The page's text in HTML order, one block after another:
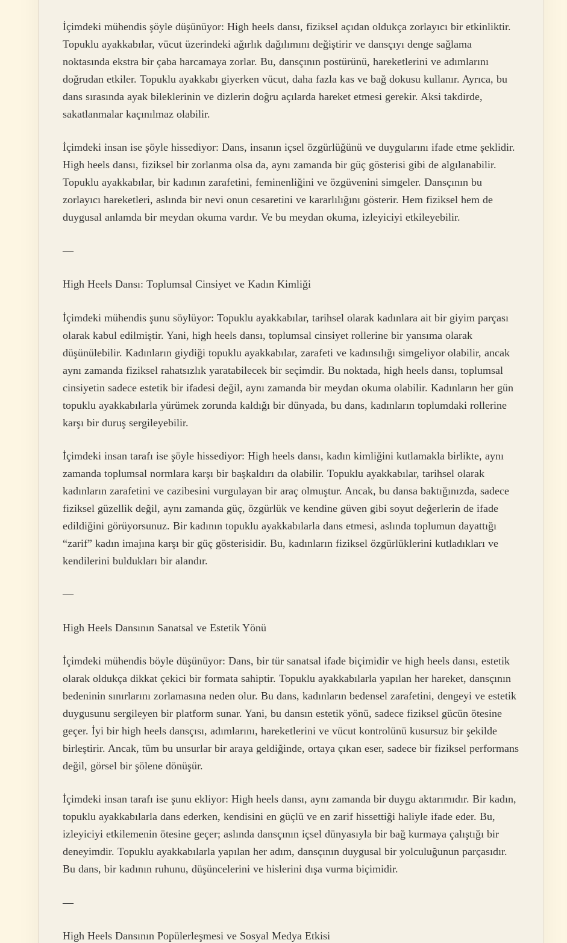
İçimdeki mühendis şöyle düşünüyor: High heels dansı, fiziksel açıdan oldukça zorlayıcı bir etkinliktir.
Topuklu ayakkabılar, vücut üzerindeki ağırlık dağılımını değiştirir ve dansçıyı denge sağlama
noktasında ekstra bir çaba harcamaya zorlar. Bu, dansçının postürünü, hareketlerini ve adımlarını
doğrudan etkiler. Topuklu ayakkabı giyerken vücut, daha fazla kas ve bağ dokusu kullanır. Ayrıca, bu
dans sırasında ayak bileklerinin ve dizlerin doğru açılarda hareket etmesi gerekir. Aksi takdirde,
sakatlanmalar kaçınılmaz olabilir.
İçimdeki insan ise şöyle hissediyor: Dans, insanın içsel özgürlüğünü ve duygularını ifade etme şeklidir.
High heels dansı, fiziksel bir zorlanma olsa da, aynı zamanda bir güç gösterisi gibi de algılanabilir.
Topuklu ayakkabılar, bir kadının zarafetini, feminenliğini ve özgüvenini simgeler. Dansçının bu
zorlayıcı hareketleri, aslında bir nevi onun cesaretini ve kararlılığını gösterir. Hem fiziksel hem de
duygusal anlamda bir meydan okuma vardır. Ve bu meydan okuma, izleyiciyi etkileyebilir.
—
High Heels Dansı: Toplumsal Cinsiyet ve Kadın Kimliği
İçimdeki mühendis şunu söylüyor: Topuklu ayakkabılar, tarihsel olarak kadınlara ait bir giyim parçası
olarak kabul edilmiştir. Yani, high heels dansı, toplumsal cinsiyet rollerine bir yansıma olarak
düşünülebilir. Kadınların giydiği topuklu ayakkabılar, zarafeti ve kadınsılığı simgeliyor olabilir, ancak
aynı zamanda fiziksel rahatsızlık yaratabilecek bir seçimdir. Bu noktada, high heels dansı, toplumsal
cinsiyetin sadece estetik bir ifadesi değil, aynı zamanda bir meydan okuma olabilir. Kadınların her gün
topuklu ayakkabılarla yürümek zorunda kaldığı bir dünyada, bu dans, kadınların toplumdaki rollerine
karşı bir duruş sergileyebilir.
İçimdeki insan tarafı ise şöyle hissediyor: High heels dansı, kadın kimliğini kutlamakla birlikte, aynı
zamanda toplumsal normlara karşı bir başkaldırı da olabilir. Topuklu ayakkabılar, tarihsel olarak
kadınların zarafetini ve cazibesini vurgulayan bir araç olmuştur. Ancak, bu dansa baktığınızda, sadece
fiziksel güzellik değil, aynı zamanda güç, özgürlük ve kendine güven gibi soyut değerlerin de ifade
edildiğini görüyorsunuz. Bir kadının topuklu ayakkabılarla dans etmesi, aslında toplumun dayattığı
“zarif” kadın imajına karşı bir güç gösterisidir. Bu, kadınların fiziksel özgürlüklerini kutladıkları ve
kendilerini buldukları bir alandır.
—
High Heels Dansının Sanatsal ve Estetik Yönü
İçimdeki mühendis böyle düşünüyor: Dans, bir tür sanatsal ifade biçimidir ve high heels dansı, estetik
olarak oldukça dikkat çekici bir formata sahiptir. Topuklu ayakkabılarla yapılan her hareket, dansçının
bedeninin sınırlarını zorlamasına neden olur. Bu dans, kadınların bedensel zarafetini, dengeyi ve estetik
duygusunu sergileyen bir platform sunar. Yani, bu dansın estetik yönü, sadece fiziksel gücün ötesine
geçer. İyi bir high heels dansçısı, adımlarını, hareketlerini ve vücut kontrolünü kusursuz bir şekilde
birleştirir. Ancak, tüm bu unsurlar bir araya geldiğinde, ortaya çıkan eser, sadece bir fiziksel performans
değil, görsel bir şölene dönüşür.
İçimdeki insan tarafı ise şunu ekliyor: High heels dansı, aynı zamanda bir duygu aktarımıdır. Bir kadın,
topuklu ayakkabılarla dans ederken, kendisini en güçlü ve en zarif hissettiği haliyle ifade eder. Bu,
izleyiciyi etkilemenin ötesine geçer; aslında dansçının içsel dünyasıyla bir bağ kurmaya çalıştığı bir
deneyimdir. Topuklu ayakkabılarla yapılan her adım, dansçının duygusal bir yolculuğunun parçasıdır.
Bu dans, bir kadının ruhunu, düşüncelerini ve hislerini dışa vurma biçimidir.
—
High Heels Dansının Popülerleşmesi ve Sosyal Medya Etkisi